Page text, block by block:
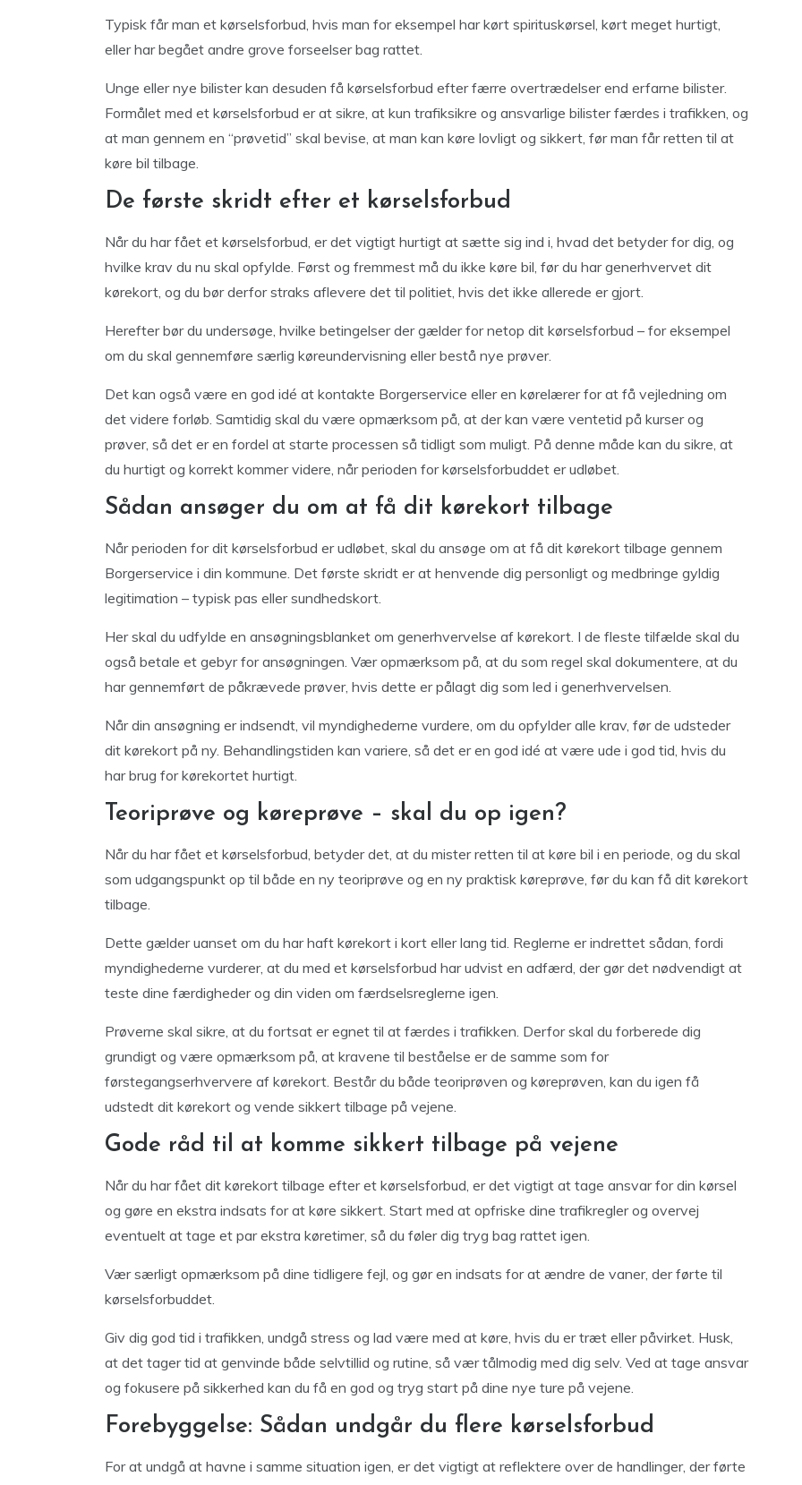
Typisk får man et kørselsforbud, hvis man for eksempel har kørt spirituskørsel, kørt meget hurtigt,
eller har begået andre grove forseelser bag rattet.
Unge eller nye bilister kan desuden få kørselsforbud efter færre overtrædelser end erfarne bilister.
Formålet med et kørselsforbud er at sikre, at kun trafiksikre og ansvarlige bilister færdes i trafikken, og
at man gennem en “prøvetid” skal bevise, at man kan køre lovligt og sikkert, før man får retten til at
køre bil tilbage.
De første skridt efter et kørselsforbud
Når du har fået et kørselsforbud, er det vigtigt hurtigt at sætte sig ind i, hvad det betyder for dig, og
hvilke krav du nu skal opfylde. Først og fremmest må du ikke køre bil, før du har generhvervet dit
kørekort, og du bør derfor straks aflevere det til politiet, hvis det ikke allerede er gjort.
Herefter bør du undersøge, hvilke betingelser der gælder for netop dit kørselsforbud – for eksempel
om du skal gennemføre særlig køreundervisning eller bestå nye prøver.
Det kan også være en god idé at kontakte Borgerservice eller en kørelærer for at få vejledning om
det videre forløb. Samtidig skal du være opmærksom på, at der kan være ventetid på kurser og
prøver, så det er en fordel at starte processen så tidligt som muligt. På denne måde kan du sikre, at
du hurtigt og korrekt kommer videre, når perioden for kørselsforbuddet er udløbet.
Sådan ansøger du om at få dit kørekort tilbage
Når perioden for dit kørselsforbud er udløbet, skal du ansøge om at få dit kørekort tilbage gennem
Borgerservice i din kommune. Det første skridt er at henvende dig personligt og medbringe gyldig
legitimation – typisk pas eller sundhedskort.
Her skal du udfylde en ansøgningsblanket om generhvervelse af kørekort. I de fleste tilfælde skal du
også betale et gebyr for ansøgningen. Vær opmærksom på, at du som regel skal dokumentere, at du
har gennemført de påkrævede prøver, hvis dette er pålagt dig som led i generhvervelsen.
Når din ansøgning er indsendt, vil myndighederne vurdere, om du opfylder alle krav, før de udsteder
dit kørekort på ny. Behandlingstiden kan variere, så det er en god idé at være ude i god tid, hvis du
har brug for kørekortet hurtigt.
Teoriprøve og køreprøve – skal du op igen?
Når du har fået et kørselsforbud, betyder det, at du mister retten til at køre bil i en periode, og du skal
som udgangspunkt op til både en ny teoriprøve og en ny praktisk køreprøve, før du kan få dit kørekort
tilbage.
Dette gælder uanset om du har haft kørekort i kort eller lang tid. Reglerne er indrettet sådan, fordi
myndighederne vurderer, at du med et kørselsforbud har udvist en adfærd, der gør det nødvendigt at
teste dine færdigheder og din viden om færdselsreglerne igen.
Prøverne skal sikre, at du fortsat er egnet til at færdes i trafikken. Derfor skal du forberede dig
grundigt og være opmærksom på, at kravene til beståelse er de samme som for
førstegangserhververe af kørekort. Består du både teoriprøven og køreprøven, kan du igen få
udstedt dit kørekort og vende sikkert tilbage på vejene.
Gode råd til at komme sikkert tilbage på vejene
Når du har fået dit kørekort tilbage efter et kørselsforbud, er det vigtigt at tage ansvar for din kørsel
og gøre en ekstra indsats for at køre sikkert. Start med at opfriske dine trafikregler og overvej
eventuelt at tage et par ekstra køretimer, så du føler dig tryg bag rattet igen.
Vær særligt opmærksom på dine tidligere fejl, og gør en indsats for at ændre de vaner, der førte til
kørselsforbuddet.
Giv dig god tid i trafikken, undgå stress og lad være med at køre, hvis du er træt eller påvirket. Husk,
at det tager tid at genvinde både selvtillid og rutine, så vær tålmodig med dig selv. Ved at tage ansvar
og fokusere på sikkerhed kan du få en god og tryg start på dine nye ture på vejene.
Forebyggelse: Sådan undgår du flere kørselsforbud
For at undgå at havne i samme situation igen, er det vigtigt at reflektere over de handlinger, der førte